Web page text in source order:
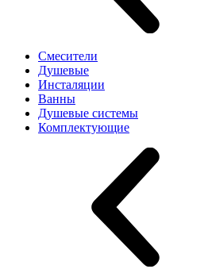
Смесители
Душевые
Инсталяции
Ванны
Душевые системы
Комплектующие